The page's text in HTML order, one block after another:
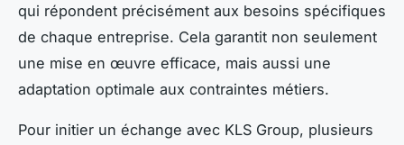
qui répondent précisément aux besoins spécifiques
de chaque entreprise. Cela garantit non seulement
une mise en œuvre efficace, mais aussi une
adaptation optimale aux contraintes métiers.
Pour initier un échange avec KLS Group, plusieurs